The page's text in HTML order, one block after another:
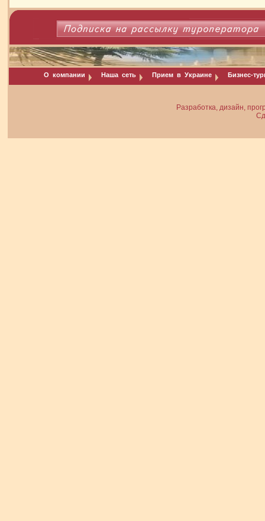
О компании Наша сеть Прием в Украине Бизнес-
Разработка, дизайн,